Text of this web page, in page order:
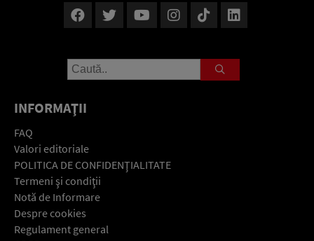
INFORMAŢII
FAQ
Valori editoriale
POLITICA DE CONFIDENŢIALITATE
Termeni şi condiţii
Notă de Informare
Despre cookies
Regulament general